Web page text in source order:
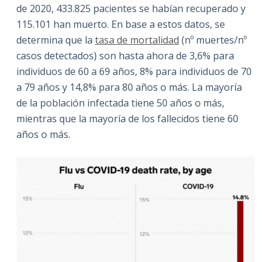
de 2020, 433.825 pacientes se habían recuperado y
115.101 han muerto. En base a estos datos, se
determina que la tasa de mortalidad (nº muertes/nº
casos detectados) son hasta ahora de 3,6% para
individuos de 60 a 69 años, 8% para individuos de 70
a 79 años y 14,8% para 80 años o más. La mayoría
de la población infectada tiene 50 años o más,
mientras que la mayoría de los fallecidos tiene 60
años o más.